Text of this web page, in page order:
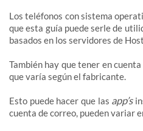
Los teléfonos con sistema
que esta guía puede serle de
basados en los servidores de
También hay que tener en
que varía según el fabricante.
Esto puede hacer que las app’s
cuenta de correo, pueden variar